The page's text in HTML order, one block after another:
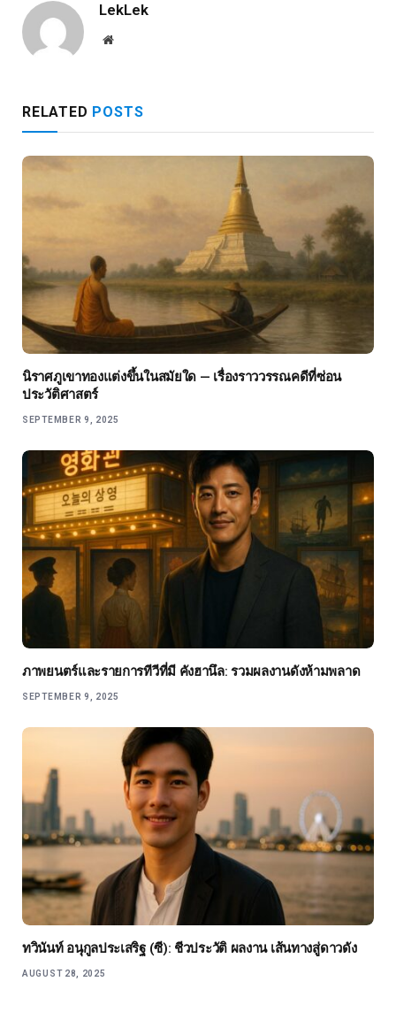
LekLek
Website
RELATED POSTS
นิราศภูเขาทองแต่งขึ้นในสมัยใด — เรื่องราววรรณคดีที่ซ่อน
ประวัติศาสตร์
SEPTEMBER 9, 2025
ภาพยนตร์และรายการทีวีที่มี คังฮานึล: รวมผลงานดังห้ามพลาด
SEPTEMBER 9, 2025
ทวินันท์ อนุกูลประเสริฐ (ซี): ชีวประวัติ ผลงาน เส้นทางสู่ดาวดัง
AUGUST 28, 2025